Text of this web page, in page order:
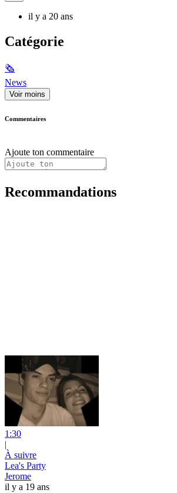
il y a 20 ans
Catégorie
🗞
News
Voir moins
Commentaires
Ajoute ton commentaire
Recommandations
1:30
|
À suivre
Lea's Party
Jerome
il y a 19 ans